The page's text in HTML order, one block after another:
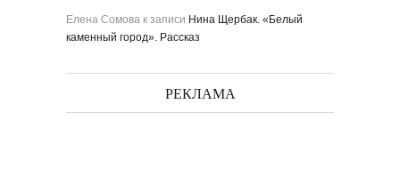
Елена Сомова к записи Нина Щербак. «Белый
каменный город». Рассказ
РЕКЛАМА